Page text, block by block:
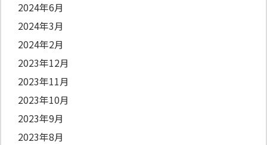
2024年6月
2024年3月
2024年2月
2023年12月
2023年11月
2023年10月
2023年9月
2023年8月